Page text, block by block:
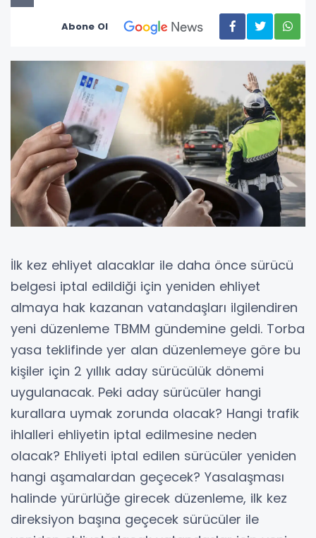
Abone Ol
İlk kez ehliyet alacaklar ile daha önce sürücü
belgesi iptal edildiği için yeniden ehliyet
almaya hak kazanan vatandaşları ilgilendiren
yeni düzenleme TBMM gündemine geldi. Torba
yasa teklifinde yer alan düzenlemeye göre bu
kişiler için 2 yıllık aday sürücülük dönemi
uygulanacak. Peki aday sürücüler hangi
kurallara uymak zorunda olacak? Hangi trafik
ihlalleri ehliyetin iptal edilmesine neden
olacak? Ehliyeti iptal edilen sürücüler yeniden
hangi aşamalardan geçecek? Yasalaşması
halinde yürürlüğe girecek düzenleme, ilk kez
direksiyon başına geçecek sürücüler ile